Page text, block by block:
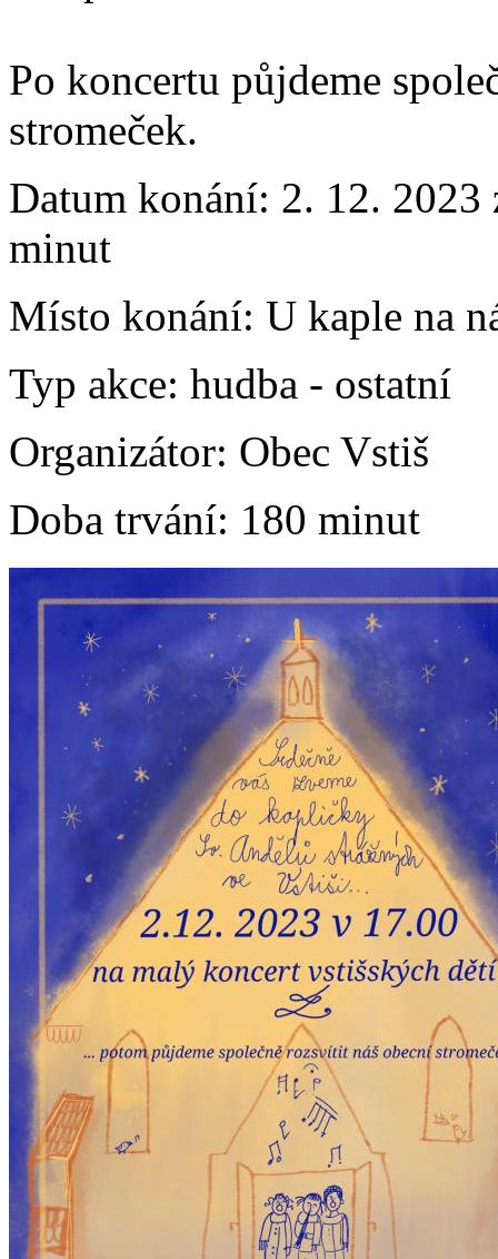
Po koncertu půjdeme
stromeček.
Datum konání: 2. 12. 2023
minut
Místo konání: U kaple na
Typ akce: hudba - ostatní
Organizátor: Obec Vstiš
Doba trvání: 180 minut